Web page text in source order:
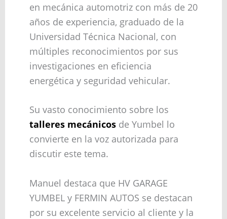
en mecánica automotriz con más de 20
años de experiencia, graduado de la
Universidad Técnica Nacional, con
múltiples reconocimientos por sus
investigaciones en eficiencia
energética y seguridad vehicular.
Su vasto conocimiento sobre los
talleres mecánicosde Yumbel lo
convierte en la voz autorizada para
discutir este tema.
Manuel destaca que HV GARAGE
YUMBEL y FERMIN AUTOS se destacan
por su excelente servicio al cliente y la